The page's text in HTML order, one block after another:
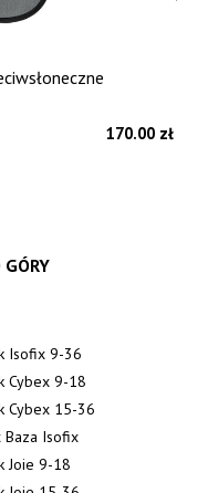
170.00 zł
GÓRY
Isofix 9-36
Cybex 9-18
Cybex 15-36
Baza Isofix
Joie 9-18